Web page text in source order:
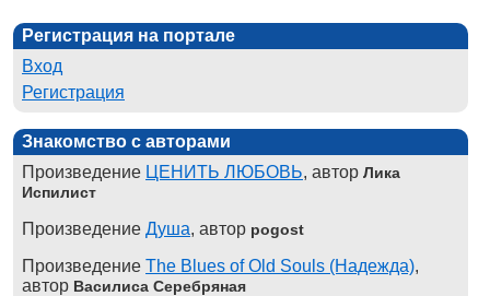
Регистрация на портале
Вход
Регистрация
Знакомство с авторами
Произведение ЦЕНИТЬ ЛЮБОВЬ, автор Лика
Испилист
Произведение Душа, автор pogost
Произведение The Blues of Old Souls (Надежда),
автор Василиса Серебряная